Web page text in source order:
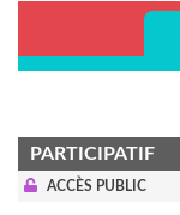
PARTICIPATIF
ACCÈS PUBLIC